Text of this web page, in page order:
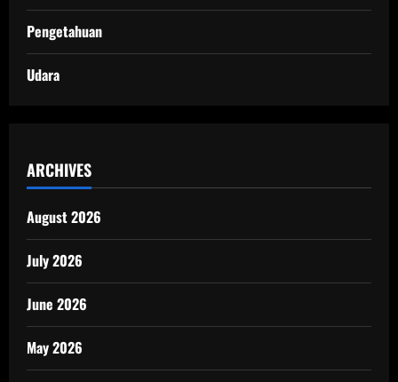
Pengetahuan
Udara
ARCHIVES
August 2026
July 2026
June 2026
May 2026